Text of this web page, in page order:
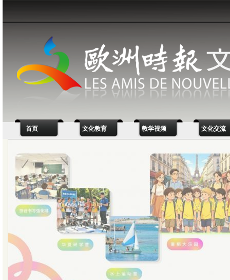
首页 文化教育 教学视频 文化交流